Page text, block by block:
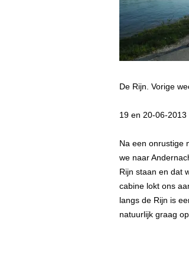
De Rijn. Vorige
19 en 20-06-2013
Na een onrustige
we naar
Rijn staan en dat
cabine lokt ons
langs de Rijn is
natuurlijk graag